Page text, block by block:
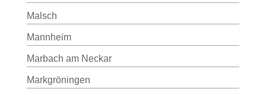
Malsch
Mannheim
Marbach am Neckar
Markgröningen